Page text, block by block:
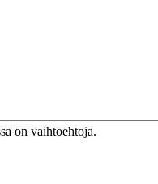
on vaihtoehtoja.